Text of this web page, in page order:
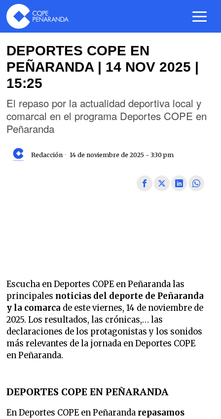
DEPORTES COPE EN
PEÑARANDA | 14 NOV 2025 |
15:25
El repaso por la actualidad deportiva local y
comarcal en el programa Deportes COPE en
Peñaranda
Redacción 14 de noviembre de 2025 - 3:30 pm
Escucha en Deportes COPE en Peñaranda las
principales noticias del deporte de Peñaranda
y la comarca de este viernes, 14 de noviembre de
2025. Los resultados, las crónicas,… las
declaraciones de los protagonistas y los sonidos
más relevantes de la jornada en Deportes COPE
en Peñaranda.
DEPORTES COPE EN PEÑARANDA
En Deportes COPE en Peñaranda repasamos